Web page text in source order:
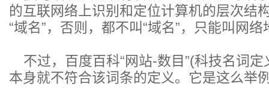
的互联网络上识别和定位计算机的层次结
“域名”，否则，都不叫“域名”，只能叫网络
不过，百度百科“网站-数目”(科技名词
本身就不符合该词条的定义。它是这么举